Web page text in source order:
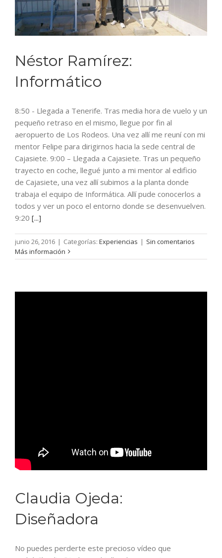
Néstor Ramírez:
Informático
8:50 - Llegada a Tenerife. Tras media hora de vuelo y un
pequeño retraso en el mismo, llegue por fin al
aeropuerto de Los Rodeos. Una vez allí me reuní con mi
mentor Felipe para dirigirnos hacia la sede central de
Cajasiete. 9:00 – Llegada a Cajasiete. Tras un pequeño
trayecto en coche, llegué junto a mi mentor al edificio
de Cajasiete, una vez allí subimos a la planta donde
trabaja el equipo de Informática. Allí pude conocerlos a
todos y ver un poco el entorno donde se desenvuelven.
9:20 [...]
junio 26, 2016 | Categorías: Experiencias | Sin comentarios
Más información
Claudia Ojeda:
Diseñadora
No puedes perderte este precioso vídeo que